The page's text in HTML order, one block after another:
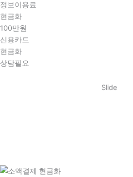
기
정보이용료
현금화
100만원
신용카드
현금화
상담필요
Slide